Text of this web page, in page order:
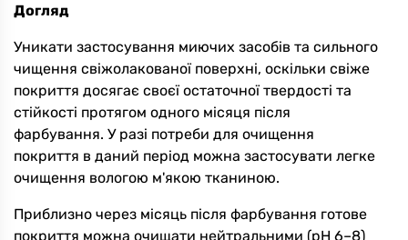
Догляд
Уникати застосування миючих засобів та сильного
чищення свіжолакованої поверхні, оскільки свіже
покриття досягає своєї остаточної твердості та
стійкості протягом одного місяця після
фарбування. У разі потреби для очищення
покриття в даний період можна застосувати легке
очищення вологою м'якою тканиною.
Приблизно через місяць після фарбування готове
покриття можна очищати нейтральними (pH 6–8)